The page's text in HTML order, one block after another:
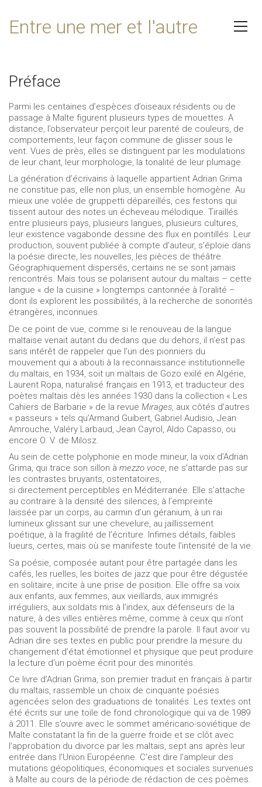
Entre une mer et l'autre
Préface
Parmi les centaines d’espèces d’oiseaux résidents ou de
passage à Malte figurent plusieurs types de mouettes. A
distance, l’observateur perçoit leur parenté de couleurs, de
comportements, leur façon commune de glisser sous le
vent. Vues de près, elles se distinguent par les modulations
de leur chant, leur morphologie, la tonalité de leur plumage.
La génération d’écrivains à laquelle appartient Adrian Grima
ne constitue pas, elle non plus, un ensemble homogène. Au
mieux une volée de gruppetti dépareillés, ces festons qui
tissent autour des notes un écheveau mélodique. Tiraillés
entre plusieurs pays, plusieurs langues, plusieurs cultures,
leur existence vagabonde dessine des flux en pointillés. Leur
production, souvent publiée à compte d’auteur, s’éploie dans
la poésie directe, les nouvelles, les pièces de théâtre.
Géographiquement dispersés, certains ne se sont jamais
rencontrés. Mais tous se polarisent autour du maltais – cette
langue « de la cuisine » longtemps cantonnée à l’oralité –
dont ils explorent les possibilités, à la recherche de sonorités
étrangères, inconnues.
De ce point de vue, comme si le renouveau de la langue
maltaise venait autant du dedans que du dehors, il n’est pas
sans intérêt de rappeler que l’un des pionniers du
mouvement qui a abouti à la reconnaissance institutionnelle
du maltais, en 1934, soit un maltais de Gozo exilé en Algérie,
Laurent Ropa, naturalisé français en 1913, et traducteur des
poètes maltais dès les années 1930 dans la collection « Les
Cahiers de Barbarie » de la revue Mirages , aux côtés d’autres
« passeurs » tels qu’Armand Guibert, Gabriel Audisio, Jean
Amrouche, Valéry Larbaud, Jean Cayrol, Aldo Capasso, ou
encore O. V. de Milosz.
Au sein de cette polyphonie en mode mineur, la voix d’Adrian
Grima, qui trace son sillon à mezzo voce, ne s’attarde pas sur
les contrastes bruyants, ostentatoires,
si directement perceptibles en Méditerranée. Elle s’attache
au contraire à la densité des silences, à l’empreinte
laissée par un corps, au carmin d’un géranium, à un rai
lumineux glissant sur une chevelure, au jaillissement
poétique, à la fragilité de l’écriture. Infimes détails, faibles
lueurs, certes, mais où se manifeste toute l’intensité de la vie.
Sa poésie, composée autant pour être partagée dans les
cafés, les ruelles, les boites de jazz que pour être dégustée
en solitaire, incite à une prise de position. Elle offre sa voix
aux enfants, aux femmes, aux vieillards, aux immigrés
irréguliers, aux soldats mis à l’index, aux défenseurs de la
nature, à des villes entières même, comme à ceux qui n’ont
pas souvent la possibilité de prendre la parole. Il faut avoir vu
Adrian dire ses textes en public pour prendre la mesure du
changement d’état émotionnel et physique que peut produire
la lecture d’un poème écrit pour des minorités.
Ce livre d’Adrian Grima, son premier traduit en français à partir
du maltais, rassemble un choix de cinquante poésies
agencées selon des graduations de tonalités. Les textes ont
été écrits sur une toile de fond chronologique qui va de 1989
à 2011. Elle s’ouvre avec le sommet américano-soviétique de
Malte constatant la fin de la guerre froide et se clôt avec
l’approbation du divorce par les maltais, sept ans après leur
entrée dans l’Union Européenne. C’est dire l’ampleur des
mutations géopolitiques, économiques et sociales survenues
à Malte au cours de la période de rédaction de ces poèmes.